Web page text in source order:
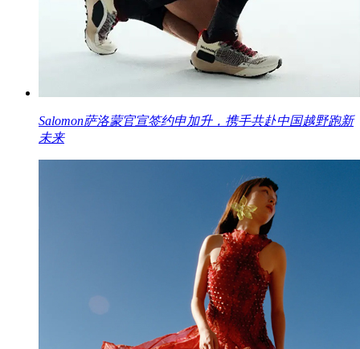
Salomon萨洛蒙官宣签约申加升，携手共赴中国越野跑新
未来